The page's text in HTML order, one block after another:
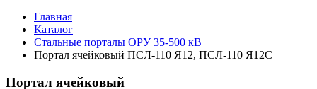
Главная
Каталог
Стальные порталы ОРУ 35-500 кВ
Портал ячейковый ПСЛ-110 Я12, ПСЛ-110 Я12С
Портал ячейковый